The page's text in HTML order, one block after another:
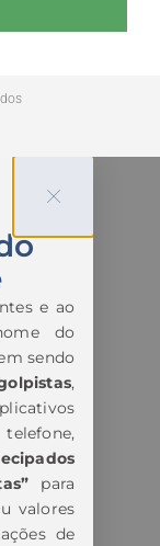
e ao
do
sendo
,
para
valores
de